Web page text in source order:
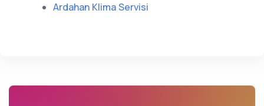
Ardahan Klima Servisi